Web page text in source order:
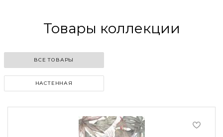
Товары коллекции
ВСЕ ТОВАРЫ
НАСТЕННАЯ